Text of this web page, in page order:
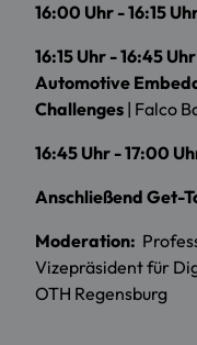
16:00 Uhr - 16:15
16:15 Uhr -
Automotive
Challenges | Falco
16:45 Uhr -
Anschließend Get-
Moderation:
Vizepräsident für
OTH Regensburg